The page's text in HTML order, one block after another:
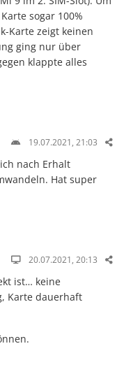
sogar 100%
Karte zeigt keinen
ging nur über
klappte alles
19.07.2021, 21:03
nach Erhalt
Hat super
20.07.2021, 20:13
ist… keine
Karte dauerhaft